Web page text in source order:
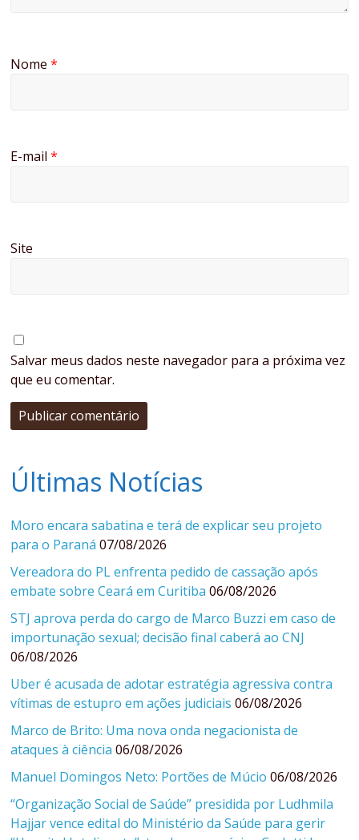
Nome*
E-mail*
Site
Salvar meus dados neste navegador para a próxima vez
que eu comentar.
Últimas Notícias
Moro encara sabatina e terá de explicar seu projeto
para o Paraná 07/08/2026
Vereadora do PL enfrenta pedido de cassação após
embate sobre Ceará em Curitiba 06/08/2026
STJ aprova perda do cargo de Marco Buzzi em caso de
importunação sexual; decisão final caberá ao CNJ
06/08/2026
Uber é acusada de adotar estratégia agressiva contra
vítimas de estupro em ações judiciais 06/08/2026
Marco de Brito: Uma nova onda negacionista de
ataques à ciência 06/08/2026
Manuel Domingos Neto: Portões de Múcio 06/08/2026
“Organização Social de Saúde” presidida por Ludhmila
Hajjar vence edital do Ministério da Saúde para gerir